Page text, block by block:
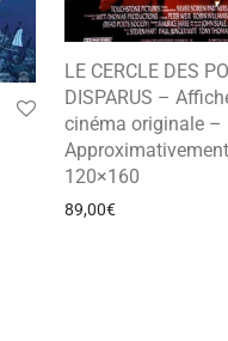
LE CERCLE DES
DISPARUS –
cinéma originale –
Approximativement
120×160
89,00€